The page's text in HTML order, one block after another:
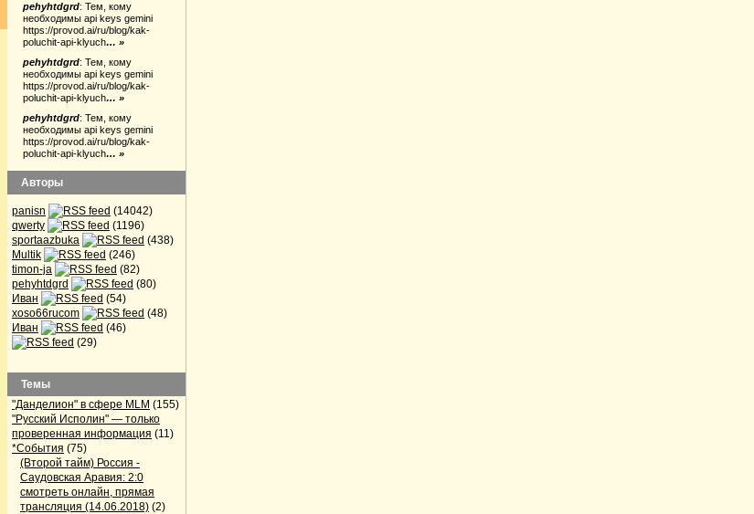
pehyhtdgrd: Тем, кому
необходимы api keys gemini
https://provod.ai/ru/blog/kak-
poluchit-api-klyuch… »
pehyhtdgrd: Тем, кому
необходимы api keys gemini
https://provod.ai/ru/blog/kak-
poluchit-api-klyuch… »
pehyhtdgrd: Тем, кому
необходимы api keys gemini
https://provod.ai/ru/blog/kak-
poluchit-api-klyuch… »
Авторы
panisn
(14042)
qwerty
(1196)
sportaazbuka
(438)
Multik
(246)
timon-ja
(82)
pehyhtdgrd
(80)
Иван
(54)
xoso66rucom
(48)
Иван
(46)
(29)
Темы
"Данделион" в сфере MLM (155)
"Русский Исполин" — только
проверенная информация (11)
*События (75)
(Второй тайм) Россия -
Саудовская Аравия: 2:0
смотреть онлайн, прямая
трансляция (14.06.2018) (2)